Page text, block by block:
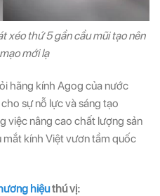
xéo thứ 5 gần cầu mũi tạo nên
mới lạ
hãng kính Agog của nước
sự nỗ lực và sáng tạo
việc nâng cao chất lượng sản
kính Việt vươn tầm quốc
hiệuthú vị: